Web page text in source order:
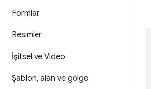
Formlar
Resimler
İşitsel ve Video
Şablon, alan ve gölge